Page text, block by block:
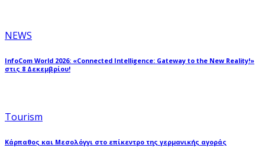
NEWS
InfoCom World 2026: «Connected Intelligence: Gateway to the New Reality!»
στις 8 Δεκεμβρίου!
Tourism
Κάρπαθος και Μεσολόγγι στο επίκεντρο της γερμανικής αγοράς